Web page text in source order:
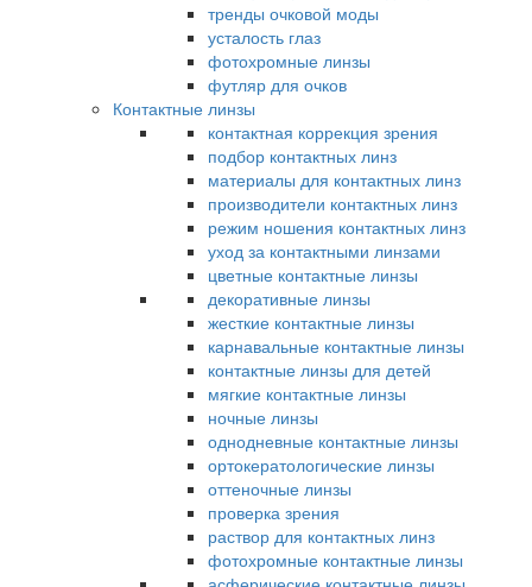
тренды очковой моды
усталость глаз
фотохромные линзы
футляр для очков
Контактные линзы
контактная коррекция зрения
подбор контактных линз
материалы для контактных линз
производители контактных линз
режим ношения контактных линз
уход за контактными линзами
цветные контактные линзы
декоративные линзы
жесткие контактные линзы
карнавальные контактные линзы
контактные линзы для детей
мягкие контактные линзы
ночные линзы
однодневные контактные линзы
ортокератологические линзы
оттеночные линзы
проверка зрения
раствор для контактных линз
фотохромные контактные линзы